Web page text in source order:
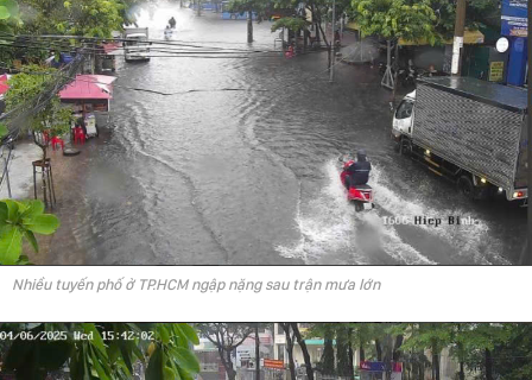
Nhiều tuyến phố ở TP.HCM ngập nặng sau trận mưa lớn